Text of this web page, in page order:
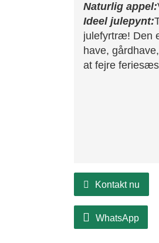
Naturlig appel:
Ideel julepynt:
julefyrtræ! Den
have,
at fejre
Kontakt nu
WhatsApp